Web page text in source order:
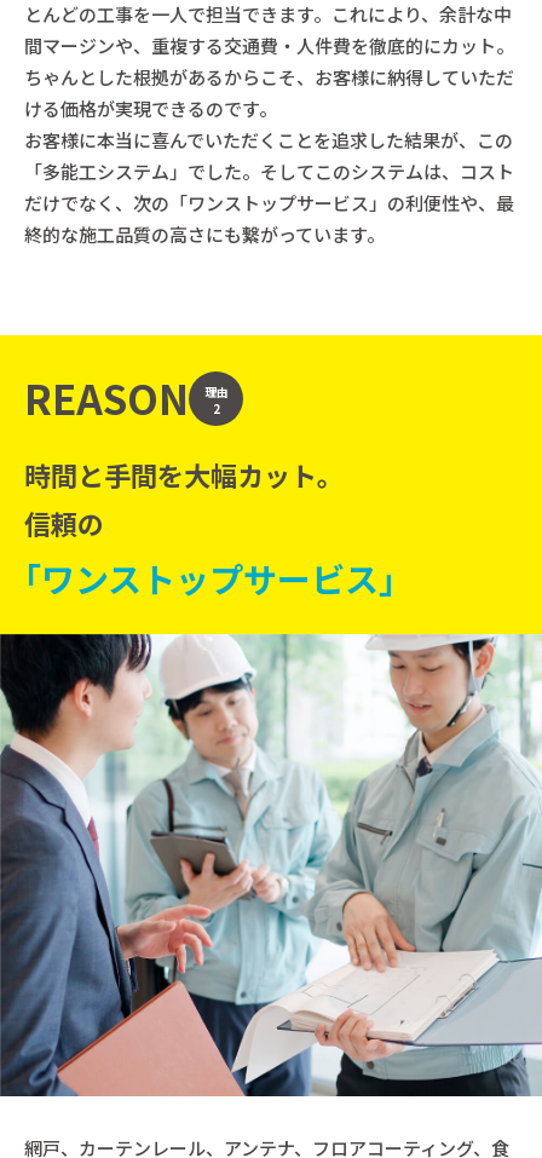
とんどの工事を一人で担当できます。これにより、余計な中
間マージンや、重複する交通費・人件費を徹底的にカット。
ちゃんとした根拠があるからこそ、お客様に納得していただ
ける価格が実現できるのです。
お客様に本当に喜んでいただくことを追求した結果が、この
「多能工システム」でした。そしてこのシステムは、コスト
だけでなく、次の「ワンストップサービス」の利便性や、最
終的な施工品質の高さにも繋がっています。
REASON
理由
2
時間と手間を大幅カット。
信頼の
｢ワンストップサービス｣
網戸、カーテンレール、アンテナ、フロアコーティング、食